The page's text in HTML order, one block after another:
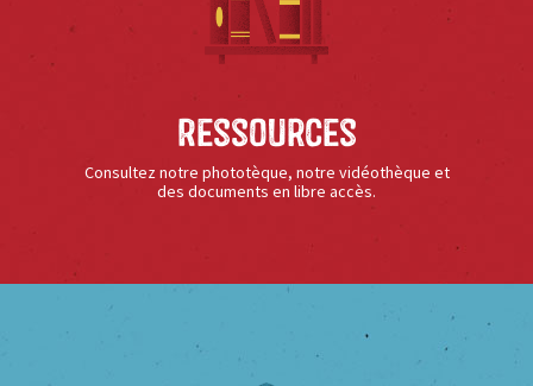
Ressources
Consultez notre phototèque, notre vidéothèque et
des documents en libre accès.